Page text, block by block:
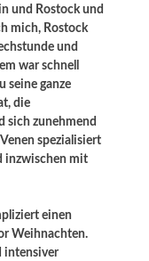
und Rostock und
mich, Rostock
und
war schnell
seine ganze
die
sich zunehmend
spezialisiert
inzwischen mit
einen
Weihnachten.
intensiver